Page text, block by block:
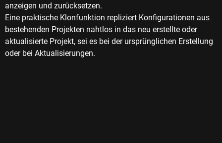
anzeigen und zurücksetzen.
Eine praktische Klonfunktion repliziert Konfigurationen aus
bestehenden Projekten nahtlos in das neu erstellte oder
aktualisierte Projekt, sei es bei der ursprünglichen Erstellung
oder bei Aktualisierungen.